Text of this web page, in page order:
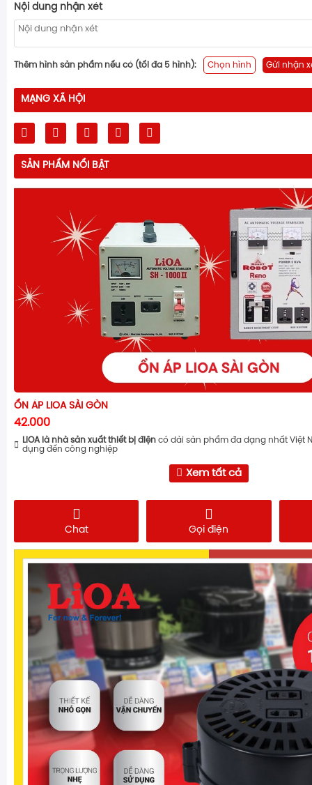
Nội dung nhận xét
Thêm hình sản phẩm nếu có (tối đa 5 hình): Chọn hình Gửi nhận
MẠNG XÃ HỘI
SẢN PHẨM NỔI BẬT
ỔN ÁP LIOA SÀI GÒN
42.000
LiOA là nhà sản xuất thiết bị điện có dải sản phẩm đa dạng nhất Việt
dụng đến công nghiệp
Xem tất cả
Chat Gọi điện